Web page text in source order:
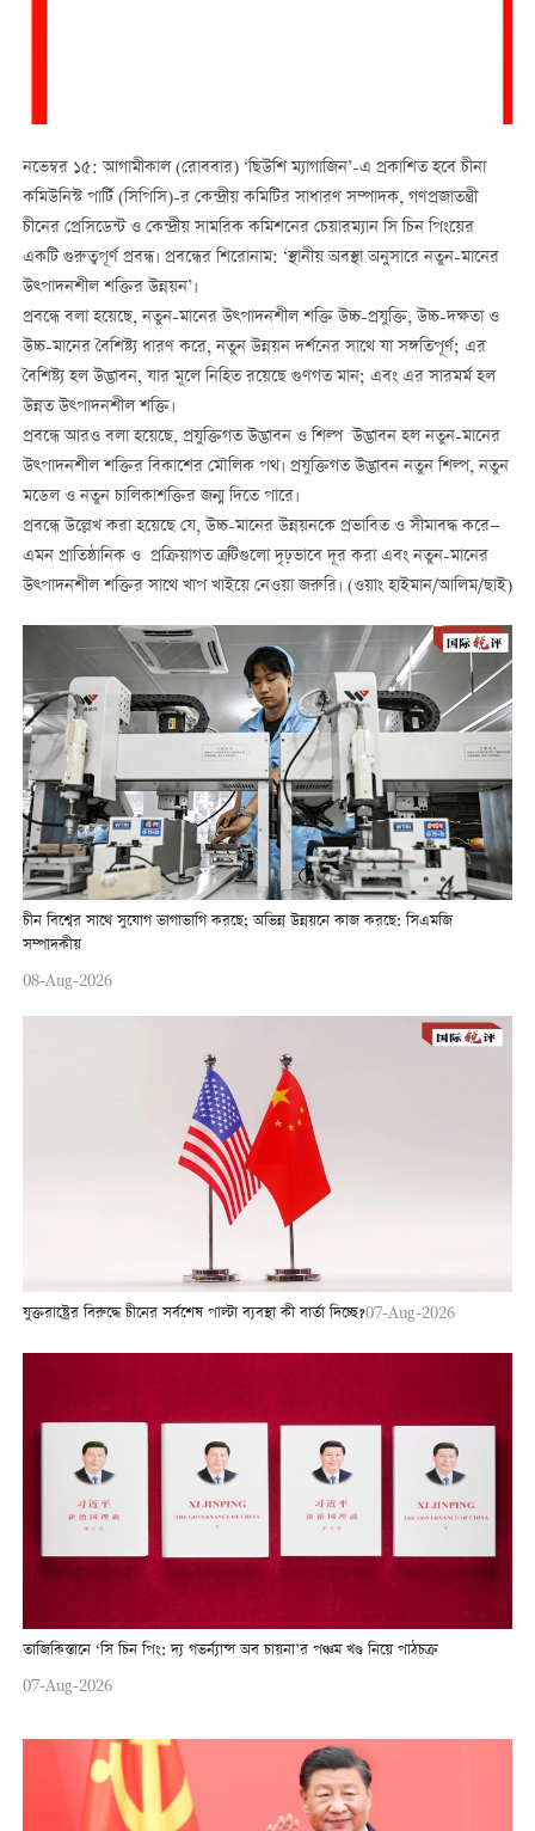
নভেম্বর ১৫: আগামীকাল (রোববার) ‘ছিউশি ম্যাগাজিন’-এ প্রকাশিত হবে চীনা
কমিউনিস্ট পার্টি (সিপিসি)-র কেন্দ্রীয় কমিটির সাধারণ সম্পাদক, গণপ্রজাতন্ত্রী
চীনের প্রেসিডেন্ট ও কেন্দ্রীয় সামরিক কমিশনের চেয়ারম্যান সি চিন পিংয়ের
একটি গুরুত্বপূর্ণ প্রবন্ধ। প্রবন্ধের শিরোনাম: ‘স্থানীয় অবস্থা অনুসারে নতুন-মানের
উত্পাদনশীল শক্তির উন্নয়ন’।
প্রবন্ধে বলা হয়েছে, নতুন-মানের উত্পাদনশীল শক্তি উচ্চ-প্রযুক্তি, উচ্চ-দক্ষতা ও
উচ্চ-মানের বৈশিষ্ট্য ধারণ করে, নতুন উন্নয়ন দর্শনের সাথে যা সঙ্গতিপূর্ণ; এর
বৈশিষ্ট্য হল উদ্ভাবন, যার মূলে নিহিত রয়েছে গুণগত মান; এবং এর সারমর্ম হল
উন্নত উত্পাদনশীল শক্তি।
প্রবন্ধে আরও বলা হয়েছে, প্রযুক্তিগত উদ্ভাবন ও শিল্প উদ্ভাবন হল নতুন-মানের
উত্পাদনশীল শক্তির বিকাশের মৌলিক পথ। প্রযুক্তিগত উদ্ভাবন নতুন শিল্প, নতুন
মডেল‌ ও নতুন চালিকাশক্তির জন্ম দিতে পারে।
প্রবন্ধে উল্লেখ করা হয়েছে যে, উচ্চ-মানের উন্নয়নকে প্রভাবিত ও সীমাবদ্ধ করে—
এমন প্রাতিষ্ঠানিক ও প্রক্রিয়াগত ত্রুটিগুলো দৃঢ়ভাবে দূর করা এবং নতুন-মানের
উত্পাদনশীল শক্তির সাথে খাপ খাইয়ে নেওয়া জরুরি। (ওয়াং হাইমান/আলিম/ছাই)
চীন বিশ্বের সাথে সুযোগ ভাগাভাগি করছে; অভিন্ন উন্নয়নে কাজ করছে: সিএমজি
সম্পাদকীয়
08-Aug-2026
যুক্তরাষ্ট্রের বিরুদ্ধে চীনের সর্বশেষ পাল্টা ব্যবস্থা কী বার্তা দিচ্ছে?07-Aug-2026
তাজিকিস্তানে ‘সি চিন পিং: দ্য গভর্ন্যান্স অব চায়না’র পঞ্চম খণ্ড নিয়ে পাঠচক্র
07-Aug-2026